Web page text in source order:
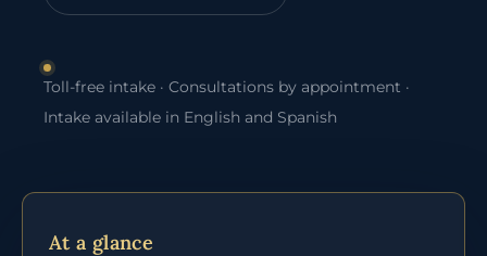
Toll-free intake · Consultations by appointment ·
Intake available in English and Spanish
At a glance